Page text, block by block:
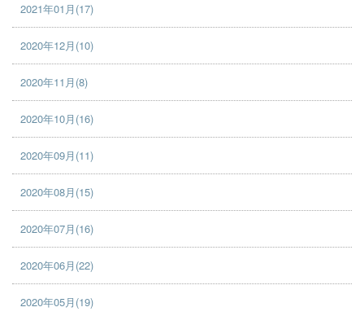
2021年01月(17)
2020年12月(10)
2020年11月(8)
2020年10月(16)
2020年09月(11)
2020年08月(15)
2020年07月(16)
2020年06月(22)
2020年05月(19)